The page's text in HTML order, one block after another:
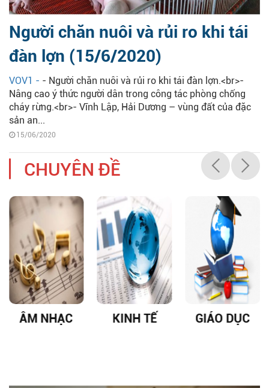
Người chăn nuôi và rủi ro khi tái
đàn lợn (15/6/2020)
VOV1 - - Người chăn nuôi và rủi ro khi tái đàn lợn.<br>-
Nâng cao ý thức người dân trong công tác phòng chống
cháy rừng.<br>- Vĩnh Lập, Hải Dương – vùng đất của đặc
sản an...
15/06/2020
CHUYÊN ĐỀ
ÂM NHẠC KINH TẾ GIÁO DỤC